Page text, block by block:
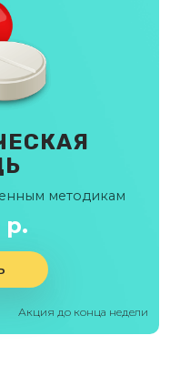
методикам
р.
Акция до конца недели